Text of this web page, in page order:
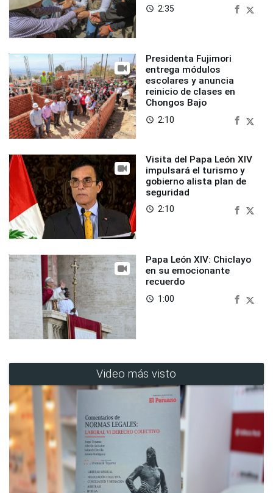
access_time 2:35
Presidenta Fujimori
entrega módulos
escolares y anuncia
reinicio de clases en
Chongos Bajo
access_time 2:10
Visita del Papa León XIV
impulsará el turismo y
gobierno alista plan de
seguridad
access_time 2:10
Papa León XIV: Chiclayo
en su emocionante
recuerdo
access_time 1:00
Video más visto